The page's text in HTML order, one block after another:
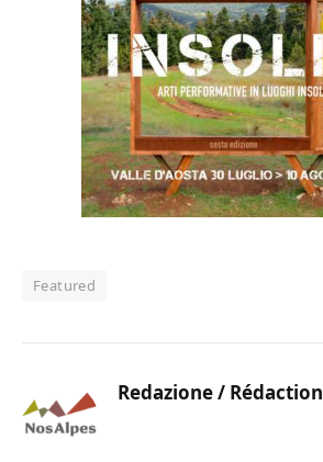
Featured
Redazione / Rédaction